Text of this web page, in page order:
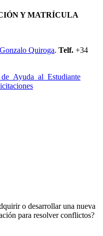
Y MATRÍCULA
Quiroga. Telf. +34
Ayuda al Estudiante
o desarrollar una nueva
para resolver conflictos?